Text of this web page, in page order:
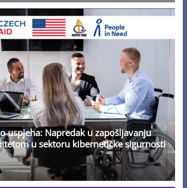
uspjeha: Napredak u zapošljavanju
u sektoru kibernetičke sigurnosti